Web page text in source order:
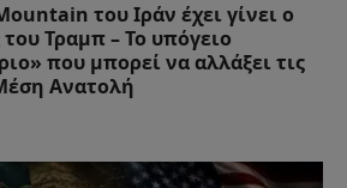
του Ιράν έχει γίνει ο
Τραμπ – Το υπόγειο
που μπορεί να αλλάξει τις
Ανατολή